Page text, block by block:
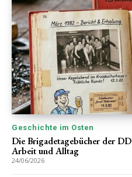
Geschichte im Osten
Die Brigadetagebücher der
Arbeit und Alltag
24/06/2026